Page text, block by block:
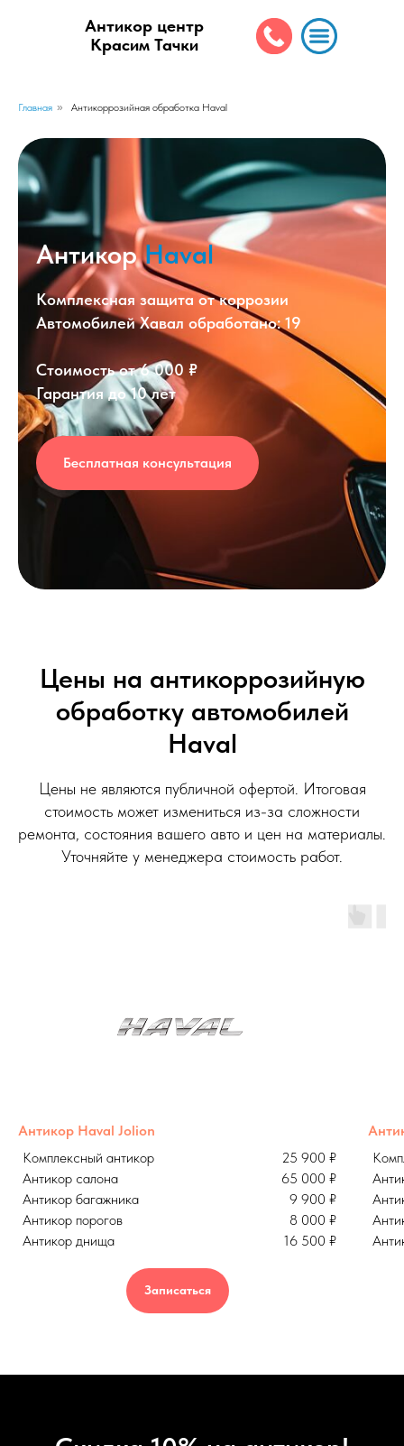
Антикор центр
Красим Тачки
Главная » Антикоррозийная обработка Haval
АнтикорHaval
Комплексная защита от коррозии
Автомобилей Хавал обработано: 19
Стоимость от 6 000 ₽
Гарантия до 10 лет
Бесплатная консультация
Цены на антикоррозийную
обработку автомобилей
Haval
Цены не являются публичной офертой. Итоговая
стоимость может измениться из-за сложности
ремонта, состояния вашего авто и цен на материалы.
Уточняйте у менеджера стоимость работ.
Антикор Haval Jolion
Комплексный антикор
25 900 ₽
Антикор салона
65 000 ₽
Антикор багажника
9 900 ₽
Антикор порогов
8 000 ₽
Антикор днища
16 500 ₽
Записаться